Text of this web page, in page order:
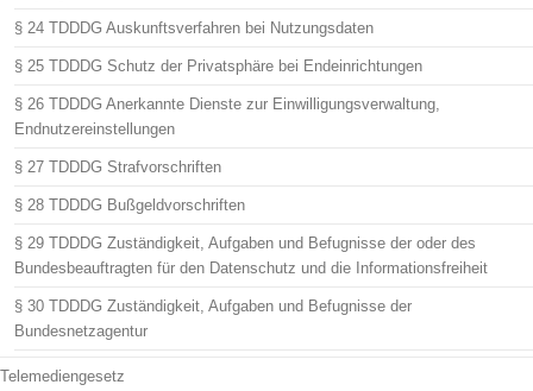
§ 24 TDDDG Auskunftsverfahren bei Nutzungsdaten
§ 25 TDDDG Schutz der Privatsphäre bei Endeinrichtungen
§ 26 TDDDG Anerkannte Dienste zur Einwilligungsverwaltung,
Endnutzereinstellungen
§ 27 TDDDG Strafvorschriften
§ 28 TDDDG Bußgeldvorschriften
§ 29 TDDDG Zuständigkeit, Aufgaben und Befugnisse der oder des
Bundesbeauftragten für den Datenschutz und die Informationsfreiheit
§ 30 TDDDG Zuständigkeit, Aufgaben und Befugnisse der
Bundesnetzagentur
Telemediengesetz